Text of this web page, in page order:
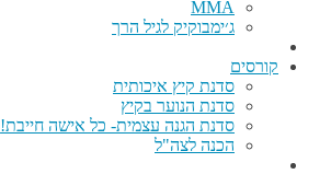
MMA
ג׳ימבוקיק לגיל הרך
קורסים
סדנת קיץ איכותית
סדנת הנוער בקיץ
סדנת הגנה עצמית- כל אישה חייבת!
הכנה לצה"ל